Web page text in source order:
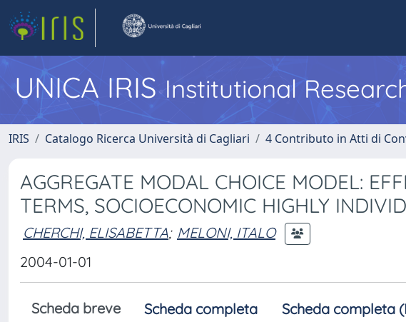
UNICA IRISInstitutional
IRIS Catalogo Ricerca Università di Cagliari 4 Contributo in Atti di
AGGREGATE MODAL CHOICE MODEL:
TERMS, SOCIOECONOMIC HIGHLY
CHERCHI, ELISABETTA; MELONI, ITALO
2004-01-01
Scheda breve Scheda completa Scheda completa